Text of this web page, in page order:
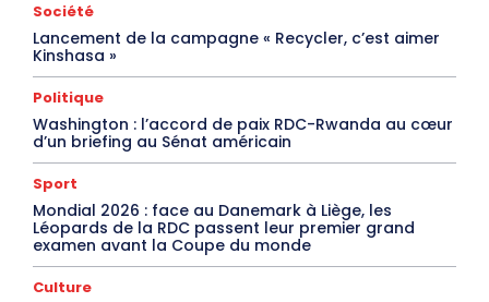
Société
Lancement de la campagne « Recycler, c’est aimer
Kinshasa »
Politique
Washington : l’accord de paix RDC-Rwanda au cœur
d’un briefing au Sénat américain
Sport
Mondial 2026 : face au Danemark à Liège, les
Léopards de la RDC passent leur premier grand
examen avant la Coupe du monde
Culture